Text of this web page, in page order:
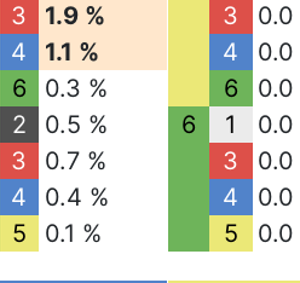
3
1.9 %
4
1.1 %
6
0.3 %
2
0.5 %
3
0.7 %
4
0.4 %
5
0.1 %
3
0.0
4
0.0
6
0.0
6
1
0.0
3
0.0
4
0.0
5
0.0